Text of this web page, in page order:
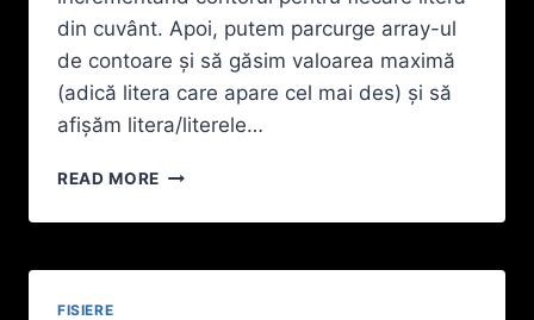
UN
NUMĂR
NATURAL
N
(0<=N<=100)
STABILEŞTE
EXISTĂ
din cuvânt. Apoi, putem parcurge array-ul
de contoare și să găsim valoarea maximă
(adică litera care apare cel mai des) și să
afișăm litera/literele…
READ MORE FIŞIERUL
LITERE.TXT
MAI
FISIERE